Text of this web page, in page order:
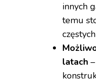
innych
temu
latach